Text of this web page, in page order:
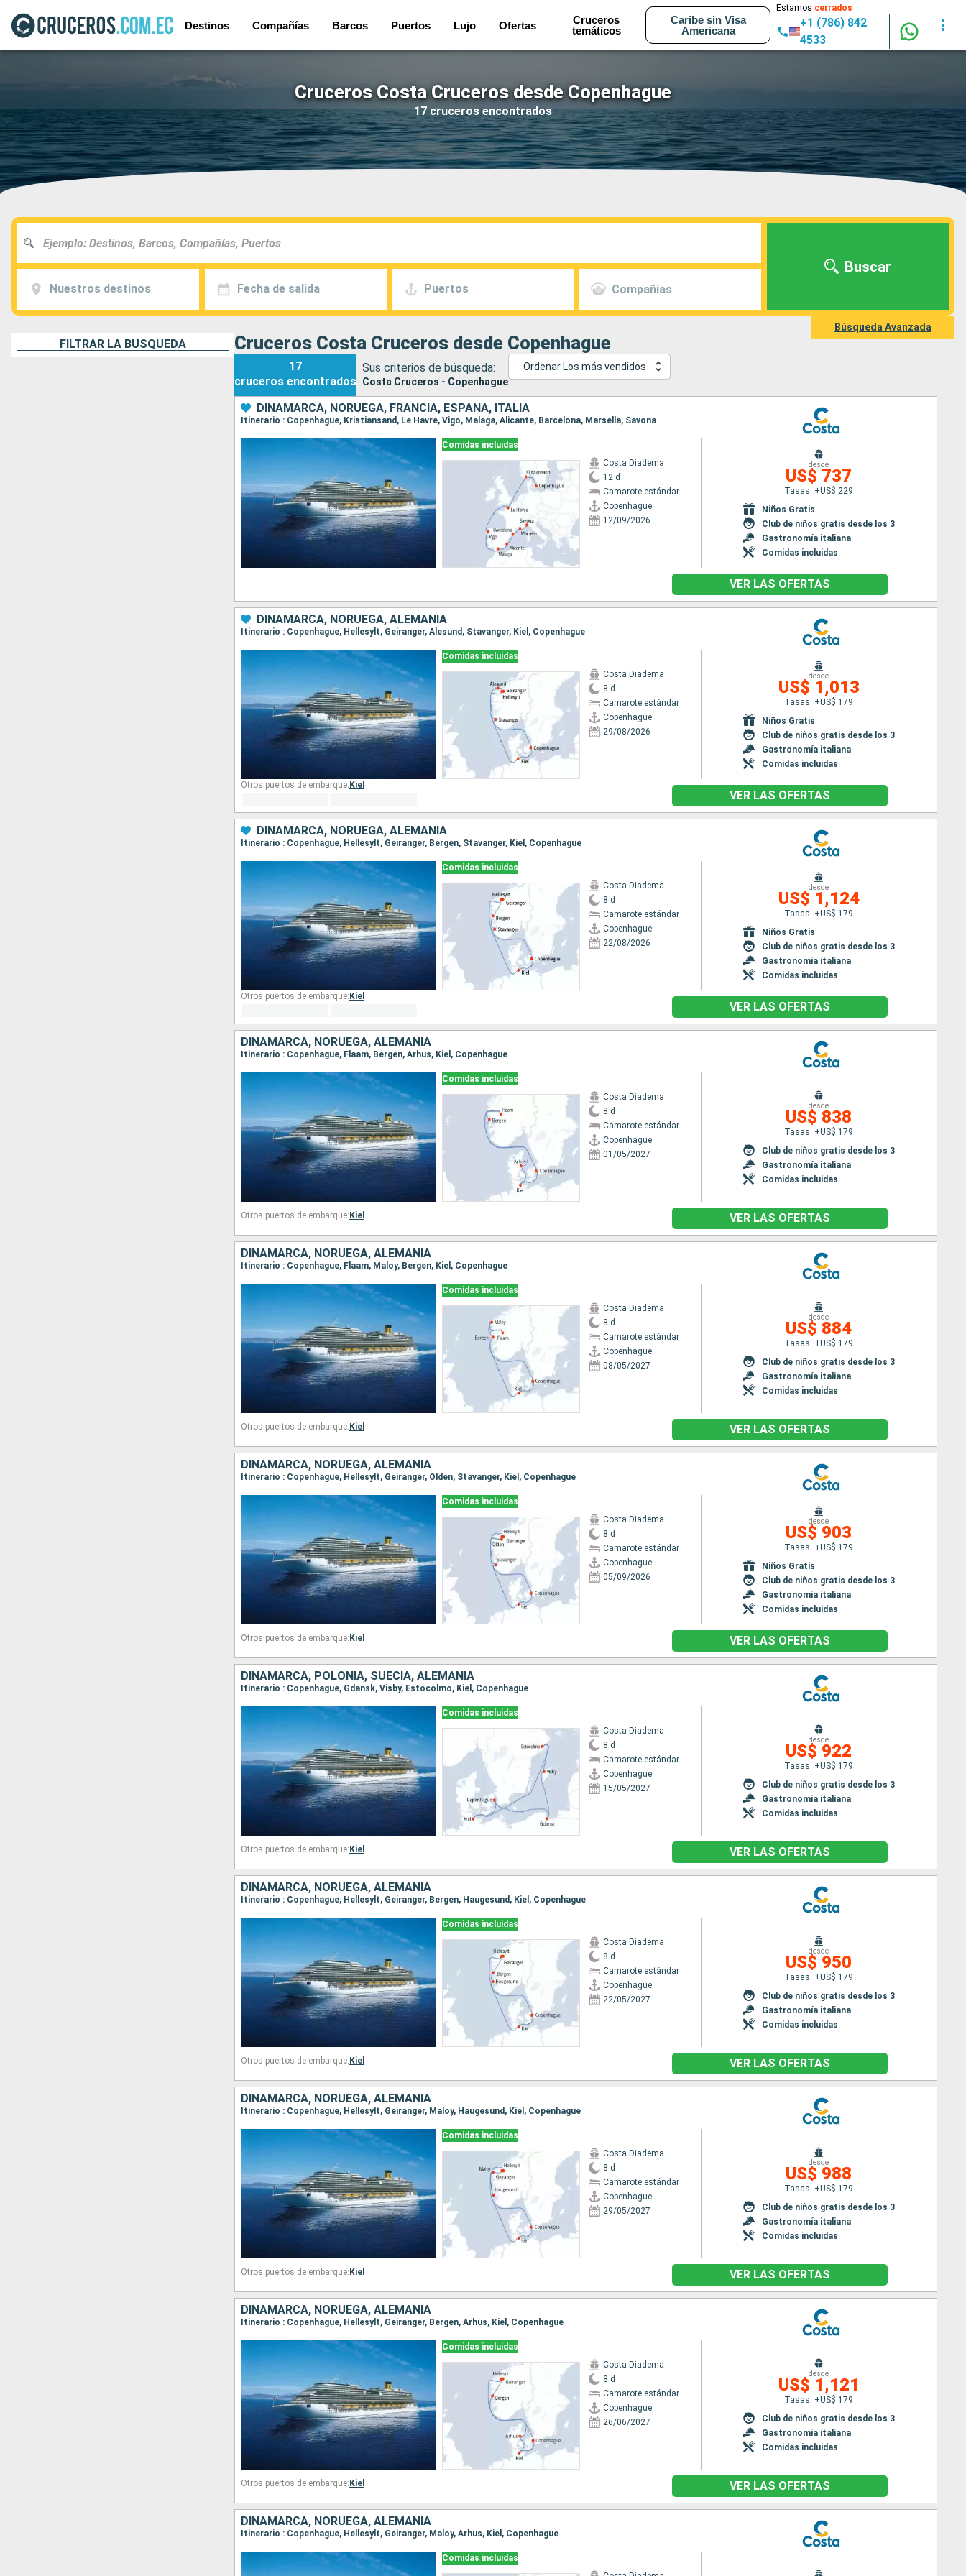
Destinos Compañías Barcos Puertos Lujo Ofertas
Cruceros
temáticos
Caribe sin Visa
Americana
Estamos cerrados
+1 (786) 842
4533
Cruceros Costa Cruceros desde Copenhague
17 cruceros encontrados
Nuestros destinos Fecha de salida Puertos Compañías
Buscar
Búsqueda Avanzada
FILTRAR LA BÚSQUEDA Cruceros Costa Cruceros desde Copenhague
17
cruceros encontrados
Sus criterios de búsqueda:
Costa Cruceros - Copenhague
Ordenar Los más vendidos
DINAMARCA, NORUEGA, FRANCIA, ESPAÑA, ITALIA
Itinerario : Copenhague, Kristiansand, Le Havre, Vigo, Malaga, Alicante, Barcelona, Marsella, Savona
Comidas incluidas
Costa Diadema
12 d
Camarote estándar
Copenhague
12/09/2026
desde
US$ 737
Tasas: +US$ 229
Niños Gratis
Club de niños gratis desde los 3
Gastronomía italiana
Comidas incluidas
VER LAS OFERTAS
DINAMARCA, NORUEGA, ALEMANIA
Itinerario : Copenhague, Hellesylt, Geiranger, Alesund, Stavanger, Kiel, Copenhague
Comidas incluidas
Costa Diadema
8 d
Camarote estándar
Copenhague
29/08/2026
desde
US$ 1,013
Tasas: +US$ 179
Niños Gratis
Club de niños gratis desde los 3
Gastronomía italiana
Comidas incluidas
Otros puertos de embarque: Kiel
VER LAS OFERTAS
DINAMARCA, NORUEGA, ALEMANIA
Itinerario : Copenhague, Hellesylt, Geiranger, Bergen, Stavanger, Kiel, Copenhague
Comidas incluidas
Costa Diadema
8 d
Camarote estándar
Copenhague
22/08/2026
desde
US$ 1,124
Tasas: +US$ 179
Niños Gratis
Club de niños gratis desde los 3
Gastronomía italiana
Comidas incluidas
Otros puertos de embarque: Kiel
VER LAS OFERTAS
DINAMARCA, NORUEGA, ALEMANIA
Itinerario : Copenhague, Flaam, Bergen, Arhus, Kiel, Copenhague
Comidas incluidas
Costa Diadema
8 d
Camarote estándar
Copenhague
01/05/2027
desde
US$ 838
Tasas: +US$ 179
Club de niños gratis desde los 3
Gastronomía italiana
Comidas incluidas
Otros puertos de embarque: Kiel VER LAS OFERTAS
DINAMARCA, NORUEGA, ALEMANIA
Itinerario : Copenhague, Flaam, Maloy, Bergen, Kiel, Copenhague
Comidas incluidas
Costa Diadema
8 d
Camarote estándar
Copenhague
08/05/2027
desde
US$ 884
Tasas: +US$ 179
Club de niños gratis desde los 3
Gastronomía italiana
Comidas incluidas
Otros puertos de embarque: Kiel VER LAS OFERTAS
DINAMARCA, NORUEGA, ALEMANIA
Itinerario : Copenhague, Hellesylt, Geiranger, Olden, Stavanger, Kiel, Copenhague
Comidas incluidas
Costa Diadema
8 d
Camarote estándar
Copenhague
05/09/2026
desde
US$ 903
Tasas: +US$ 179
Niños Gratis
Club de niños gratis desde los 3
Gastronomía italiana
Comidas incluidas
Otros puertos de embarque: Kiel VER LAS OFERTAS
DINAMARCA, POLONIA, SUECIA, ALEMANIA
Itinerario : Copenhague, Gdansk, Visby, Estocolmo, Kiel, Copenhague
Comidas incluidas
Costa Diadema
8 d
Camarote estándar
Copenhague
15/05/2027
desde
US$ 922
Tasas: +US$ 179
Club de niños gratis desde los 3
Gastronomía italiana
Comidas incluidas
Otros puertos de embarque: Kiel VER LAS OFERTAS
DINAMARCA, NORUEGA, ALEMANIA
Itinerario : Copenhague, Hellesylt, Geiranger, Bergen, Haugesund, Kiel, Copenhague
Comidas incluidas
Costa Diadema
8 d
Camarote estándar
Copenhague
22/05/2027
desde
US$ 950
Tasas: +US$ 179
Club de niños gratis desde los 3
Gastronomía italiana
Comidas incluidas
Otros puertos de embarque: Kiel VER LAS OFERTAS
DINAMARCA, NORUEGA, ALEMANIA
Itinerario : Copenhague, Hellesylt, Geiranger, Maloy, Haugesund, Kiel, Copenhague
Comidas incluidas
Costa Diadema
8 d
Camarote estándar
Copenhague
29/05/2027
desde
US$ 988
Tasas: +US$ 179
Club de niños gratis desde los 3
Gastronomía italiana
Comidas incluidas
Otros puertos de embarque: Kiel VER LAS OFERTAS
DINAMARCA, NORUEGA, ALEMANIA
Itinerario : Copenhague, Hellesylt, Geiranger, Bergen, Arhus, Kiel, Copenhague
Comidas incluidas
Costa Diadema
8 d
Camarote estándar
Copenhague
26/06/2027
desde
US$ 1,121
Tasas: +US$ 179
Club de niños gratis desde los 3
Gastronomía italiana
Comidas incluidas
Otros puertos de embarque: Kiel VER LAS OFERTAS
DINAMARCA, NORUEGA, ALEMANIA
Itinerario : Copenhague, Hellesylt, Geiranger, Maloy, Arhus, Kiel, Copenhague
Comidas incluidas